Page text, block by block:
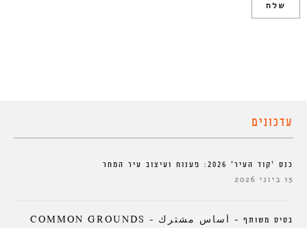
עדכונים
כנס ‘קוד העיר’ 2026: פענוח ועיצוב עיר המחר
15 ביוני 2026
בסיס משותף – أساس مشترك – COMMON GROUNDS